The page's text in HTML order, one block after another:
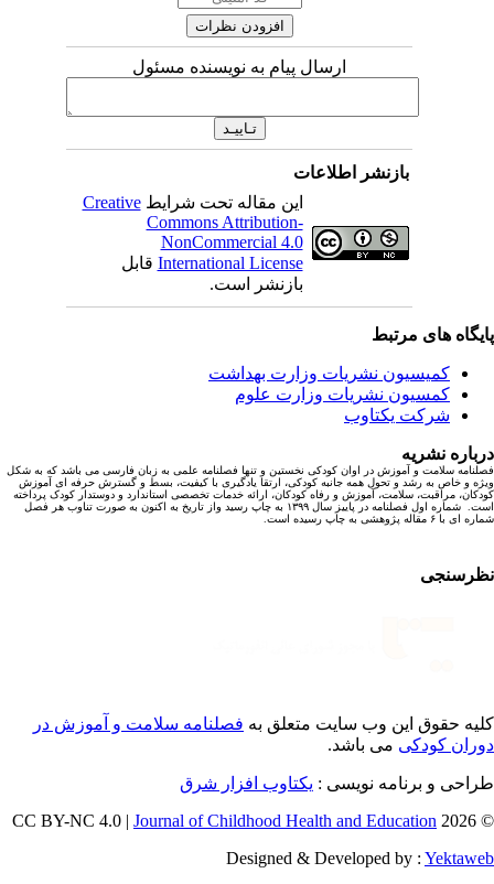
ارسال پیام به نویسنده مسئول
بازنشر اطلاعات
این مقاله تحت شرایطCreative
Commons Attribution-
NonCommercial 4.0
International Licenseقابل
بازنشر است.
های مرتبط
کمیسیون نشریات وزارت بهداشت
کمسیون نشریات وزارت علوم
شرکت یکتاوب
نشریه
سلامت و آموزش در اوان کودکی نخستین و تنها فصلنامه علمی به زبان فارسی می باشد که به شکل
و خاص به رشد و تحول همه جانبه کودکی، ارتقا یادگیری با کیفیت، بسط و گسترش حرفه ای آموزش
مراقبت، سلامت، آموزش و رفاه کودکان، ارائه خدمات تخصصی استاندارد و دوستدار کودک پرداخته
است. شماره اول فصلنامه در پاییز سال ۱۳۹۹ به چاپ رسید واز تاریخ به اکنون به صورت تناوب هر فصل
۶ مقاله پژوهشی به چاپ رسیده است.
حقوق این وب سایت متعلق بهفصلنامه سلامت و آموزش در
کودکیمی باشد.
و برنامه نویسی : یکتاوب افزار شرق
©
Journal of Childhood Health and Education
Designed & Developed by :